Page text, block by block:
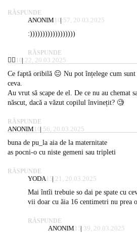
RĂSPUNDE
ANONIM 10:57, 20.03.2025
:))))))))))))))))))
RĂSPUNDE
🕵️‍♂️ 10:22, 20.03.2025
Ce faptă oribilă 😐 Nu pot înțelege cum sunt
ceva.
Au vrut să scape de el. De ce nu au chemat
născut, dacă a văzut copilul învinețit? 🧐
RĂSPUNDE
ANONIM 10:56, 20.03.2025
buna de pu_la aia de la maternitate
as pocni-o cu niste gemeni sau tripleti
RĂSPUNDE
YODA15:21, 20.03.2025
Mai întîi trebuie so dai pe spate cu
vii doar cu ăia 16 centimetri nu prea
RĂSPUNDE
ANONIM 15:39, 20.03.2025